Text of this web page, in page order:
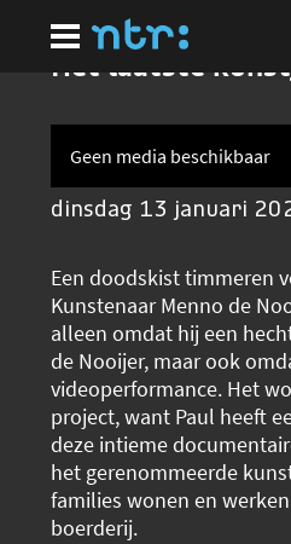
hoofdinhoud
Het laatste
Geen media beschikbaar
dinsdag 13 januari
Een doodskist timmeren
Kunstenaar Menno de
alleen omdat hij een
de Nooijer, maar ook
videoperformance. Het
project, want Paul heeft
deze intieme
het gerenommeerde
families wonen en
boerderij.